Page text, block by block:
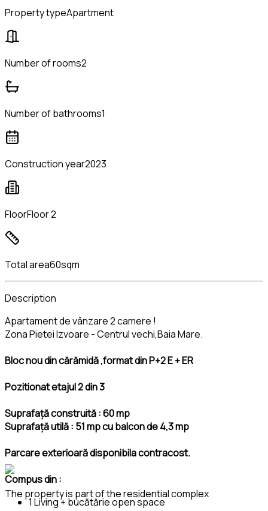
Property typeApartment
Number of rooms2
Number of bathrooms1
Construction year2023
FloorFloor 2
Total area60sqm
Description
Apartament de vânzare 2 camere !
Zona Pietei Izvoare - Centrul vechi,Baia Mare.
Bloc nou din cărămidă ,format din P+2 E + ER
Pozitionat etajul 2 din 3
Suprafață construită : 60 mp
Suprafață utilă : 51 mp cu balcon de 4,3 mp
Parcare exterioară disponibila contracost.
Compus din :
1 Living + bucătărie open space
The property is part of the residential complex